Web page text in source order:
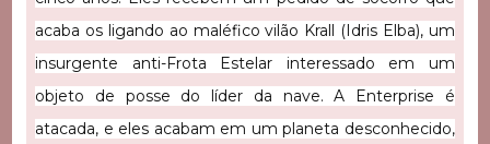
acaba os ligando ao maléfico vilão Krall (Idris Elba), um
insurgente anti-Frota Estelar interessado em um
objeto de posse do líder da nave. A Enterprise é
atacada, e eles acabam em um planeta desconhecido,